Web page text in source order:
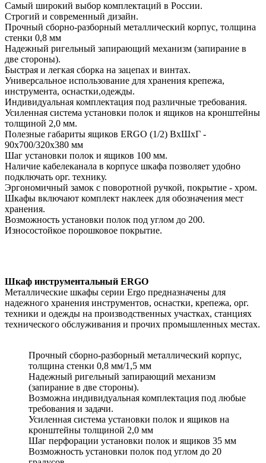
Самый широкий выбор комплектаций в России.
Строгий и современный дизайн.
Прочный сборно-разборный металлический корпус, толщина
стенки 0,8 мм
Надежный ригельный запирающий механизм (запирание в
две стороны).
Быстрая и легкая сборка на зацепах и винтах.
Универсальное использование для хранения крепежа,
инструмента, оснастки,одежды.
Индивидуальная комплектация под различные требования.
Усиленная система установки полок и ящиков на кронштейны
толщиной 2,0 мм.
Полезные габариты ящиков ERGO (1/2) ВхШхГ -
90х700/320х380 мм
Шаг установки полок и ящиков 100 мм.
Наличие кабелеканала в корпусе шкафа позволяет удобно
подключать орг. технику.
Эргономичный замок с поворотной ручкой, покрытие - хром.
Шкафы включают комплект наклеек для обозначения мест
хранения.
Возможность установки полок под углом до 200.
Износостойкое порошковое покрытие.
Шкаф инструментальный ERGO
Металлические шкафы серии Ergo предназначены для
надежного хранения инструментов, оснастки, крепежа, орг.
техники и одежды на производственных участках, станциях
технического обслуживания и прочих промышленных местах.
Прочный сборно-разборный металлический корпус,
толщина стенки 0,8 мм/1,5 мм
Надежный ригельный запирающий механизм
(запирание в две стороны).
Возможна индивидуальная комплектация под любые
требования и задачи.
Усиленная система установки полок и ящиков на
кронштейны толщиной 2,0 мм
Шаг перфорации установки полок и ящиков 35 мм
Возможность установки полок под углом до 20